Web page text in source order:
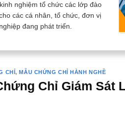
nghiệm tổ chức các lớp đào
các cá nhân, tổ chức, đơn vị
đang phát triển.
CHỈ, MẪU CHỨNG CHỈ HÀNH NGHỀ
Chỉ Giám Sát